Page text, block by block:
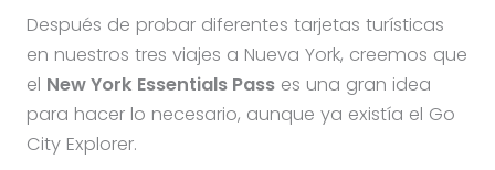
Después de probar diferentes tarjetas turísticas
en nuestros tres viajes a Nueva York, creemos que
el New York Essentials Passes una gran idea
para hacer lo necesario, aunque ya existía el Go
City Explorer.